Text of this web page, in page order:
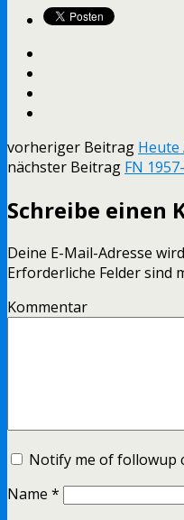
vorheriger Beitrag Heute
nächster Beitrag FN
Schreibe einen
Deine E-Mail-Adresse
Erforderliche Felder sind
Kommentar
Notify me of followup
Name *